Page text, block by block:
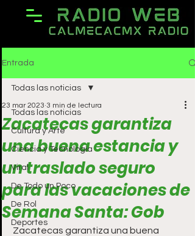
Entrada
Todas las noticias
Cultura y Arte
Ciencia y Tecnología
Viral
De Todo un Poco
De Rol
Deportes
Todas las noticias
Zacatecas garantiza
una buena estancia y
un traslado seguro
para las vacaciones de
Semana Santa: Gob
23 mar 2023 3 min de lectura
Zacatecas garantiza una buena